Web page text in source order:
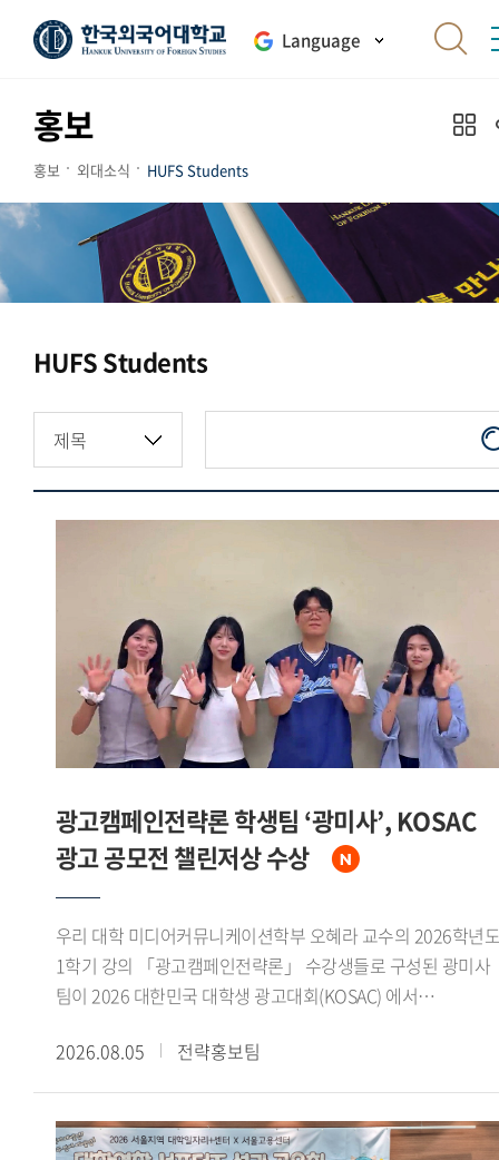
Language
홍보
홍보 외대소식 HUFS Students
HUFS Students
광고캠페인전략론 학생팀 ‘광미사’, KOSAC
광고 공모전 챌린저상 수상
우리 대학 미디어커뮤니케이션학부 오혜라 교수의 2026학년
1학기 강의 「광고캠페인전략론」 수강생들로 구성된 광미사
팀이 2026 대한민국 대학생 광고대회(KOSAC) 에서
는 문화체육관광부가 주최하고 한국광고총연합회가 주관하는
지도교수와 함께 주제에 맞는 광고 캠페인 기획서를 제작해
경쟁한다.삼성화재의 후원으로 열린 이번 대회는 2030세대의
2026.08.05 전략홍보팀